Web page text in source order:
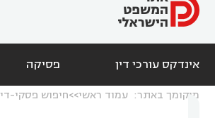
אינדקס עורכי דין פסיקה
מיקומך באתר: עמוד ראשי חיפוש פסקי-